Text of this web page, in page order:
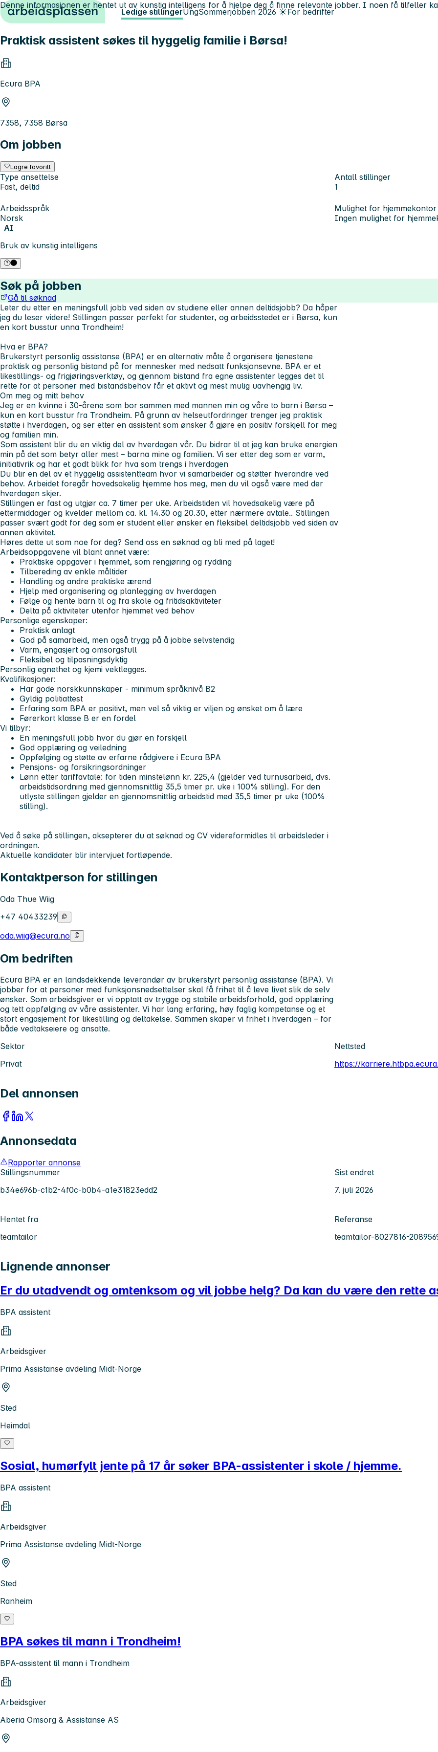
Hopp til innhold Ledige stillingerUngSommerjobben 2026 ☀️For bedrifter
Praktisk assistent søkes til hyggelig familie i Børsa!
Ecura BPA
7358, 7358 Børsa
Om jobben
Lagre favoritt
Type ansettelse
Fast, deltid
Antall stillinger
1
Arbeidsspråk
Norsk
Mulighet for hjemmekontor
Ingen mulighet for
AI
Bruk av kunstig intelligens
Denne informasjonen er hentet ut av kunstig intelligens for å hjelpe deg å finne relevante jobber. I noen få tilfeller
Søk på jobben
Gå til søknad
Leter du etter en meningsfull jobb ved siden av studiene eller annen deltidsjobb? Da håper
jeg du leser videre! Stillingen passer perfekt for studenter, og arbeidsstedet er i Børsa, kun
en kort busstur unna Trondheim!
Hva er BPA?
Brukerstyrt personlig assistanse (BPA) er en alternativ måte å organisere tjenestene
praktisk og personlig bistand på for mennesker med nedsatt funksjonsevne. BPA er et
likestillings- og frigjøringsverktøy, og gjennom bistand fra egne assistenter legges det til
rette for at personer med bistandsbehov får et aktivt og mest mulig uavhengig liv.
Om meg og mitt behov
Jeg er en kvinne i 30-årene som bor sammen med mannen min og våre to barn i Børsa –
kun en kort busstur fra Trondheim. På grunn av helseutfordringer trenger jeg praktisk
støtte i hverdagen, og ser etter en assistent som ønsker å gjøre en positiv forskjell for meg
og familien min.
Som assistent blir du en viktig del av hverdagen vår. Du bidrar til at jeg kan bruke energien
min på det som betyr aller mest – barna mine og familien. Vi ser etter deg som er varm,
initiativrik og har et godt blikk for hva som trengs i hverdagen
Du blir en del av et hyggelig assistentteam hvor vi samarbeider og støtter hverandre ved
behov. Arbeidet foregår hovedsakelig hjemme hos meg, men du vil også være med der
hverdagen skjer.
Stillingen er fast og utgjør ca. 7 timer per uke. Arbeidstiden vil hovedsakelig være på
ettermiddager og kvelder mellom ca. kl. 14.30 og 20.30, etter nærmere avtale.. Stillingen
passer svært godt for deg som er student eller ønsker en fleksibel deltidsjobb ved siden av
annen aktivitet.
Høres dette ut som noe for deg? Send oss en søknad og bli med på laget!
Arbeidsoppgavene vil blant annet være:
Praktiske oppgaver i hjemmet, som rengjøring og rydding
Tilbereding av enkle måltider
Handling og andre praktiske ærend
Hjelp med organisering og planlegging av hverdagen
Følge og hente barn til og fra skole og fritidsaktiviteter
Delta på aktiviteter utenfor hjemmet ved behov
Personlige egenskaper:
Praktisk anlagt
God på samarbeid, men også trygg på å jobbe selvstendig
Varm, engasjert og omsorgsfull
Fleksibel og tilpasningsdyktig
Personlig egnethet og kjemi vektlegges.
Kvalifikasjoner:
Har gode norskkunnskaper - minimum språknivå B2
Gyldig politiattest
Erfaring som BPA er positivt, men vel så viktig er viljen og ønsket om å lære
Førerkort klasse B er en fordel
Vi tilbyr:
En meningsfull jobb hvor du gjør en forskjell
God opplæring og veiledning
Oppfølging og støtte av erfarne rådgivere i Ecura BPA
Pensjons- og forsikringsordninger
Lønn etter tariffavtale: for tiden minstelønn kr. 225,4 (gjelder ved turnusarbeid, dvs.
arbeidstidsordning med gjennomsnittlig 35,5 timer pr. uke i 100% stilling). For den
utlyste stillingen gjelder en gjennomsnittlig arbeidstid med 35,5 timer pr uke (100%
stilling).
Ved å søke på stillingen, aksepterer du at søknad og CV videreformidles til arbeidsleder i
ordningen.
Aktuelle kandidater blir intervjuet fortløpende.
Kontaktperson for stillingen
Oda Thue Wiig
+47 40433239
oda.wiig@ecura.no
Om bedriften
Ecura BPA er en landsdekkende leverandør av brukerstyrt personlig assistanse (BPA). Vi
jobber for at personer med funksjonsnedsettelser skal få frihet til å leve livet slik de selv
ønsker. Som arbeidsgiver er vi opptatt av trygge og stabile arbeidsforhold, god opplæring
og tett oppfølging av våre assistenter. Vi har lang erfaring, høy faglig kompetanse og et
stort engasjement for likestilling og deltakelse. Sammen skaper vi frihet i hverdagen – for
både vedtakseiere og ansatte.
Sektor
Privat
Nettsted
https://
Del annonsen
Annonsedata
Rapporter annonse
Stillingsnummer
b34e696b-c1b2-4f0c-b0b4-a1e31823edd2
Sist endret
7. juli 2026
Hentet fra
teamtailor
Referanse
teamtailor-8027816-
Lignende annonser
Er du utadvendt og omtenksom og vil jobbe helg? Da kan du være den rette
BPA assistent
Arbeidsgiver
Prima Assistanse avdeling Midt-Norge
Sted
Heimdal
Sosial, humørfylt jente på 17 år søker BPA-assistenter i skole / hjemme.
BPA assistent
Arbeidsgiver
Prima Assistanse avdeling Midt-Norge
Sted
Ranheim
BPA søkes til mann i Trondheim!
BPA-assistent til mann i Trondheim
Arbeidsgiver
Aberia Omsorg & Assistanse AS